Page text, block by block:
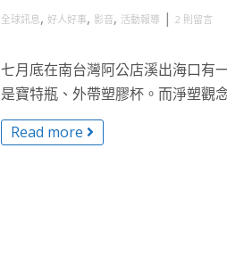
全球訊息, 好人好事, 影音, 活動報導 | 2 則留言
七月底在南台灣阿公店溪出海口有
是寶特瓶、外帶塑膠杯。而淨塑觀
Read more